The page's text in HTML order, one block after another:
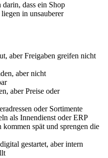
dass ein Shop
in unsauberer
aber Freigaben greifen nicht
aber nicht
aber Preise oder
oder Sortimente
als Innendienst oder ERP
spät und sprengen die
gestartet, aber intern